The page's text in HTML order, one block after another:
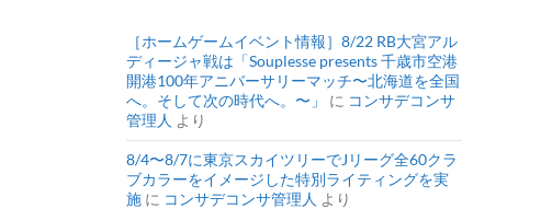
［ホームゲームイベント情報］8/22 RB大宮アル
ディージャ戦は「Souplesse presents 千歳市空港
開港100年アニバーサリーマッチ〜北海道を全国
へ。そして次の時代へ。〜」
に コンサデコンサ
管理人 より
8/4〜8/7に東京スカイツリーでJリーグ全60クラ
ブカラーをイメージした特別ライティングを実
施 に コンサデコンサ管理人 より